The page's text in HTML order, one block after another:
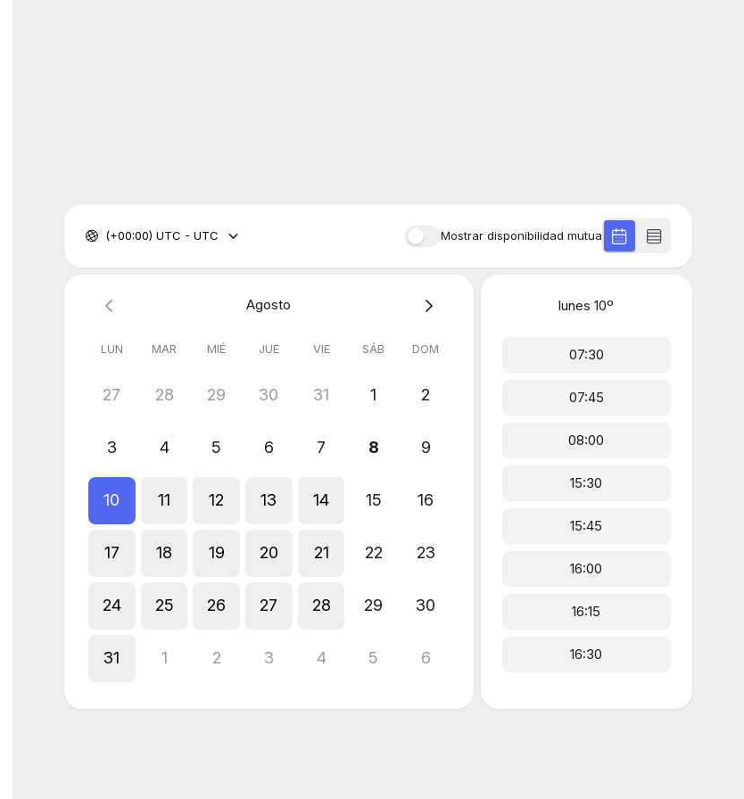
Mostrar disponibilidad mutua
(+00:00) UTC - UTC
Agosto
LUN MAR MIÉ JUE VIE SÁB DOM
27 28 29 30 31 1 2
3 4 5 6 7 8 9
10 11 12 13 14 15 16
17 18 19 20 21 22 23
24 25 26 27 28 29 30
31 1 2 3 4 5 6
lunes 10º
07:30
07:45
08:00
15:30
15:45
16:00
16:15
16:30